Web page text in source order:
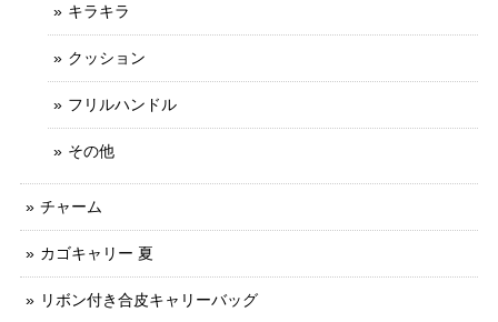
キラキラ
クッション
フリルハンドル
その他
チャーム
カゴキャリー 夏
リボン付き合皮キャリーバッグ